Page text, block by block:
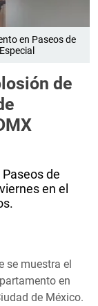
en Paseos de
de
de
en el
se muestra el
en
de México.